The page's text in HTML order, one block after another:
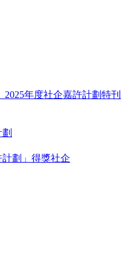
2025年度社企嘉許計劃特刊
計劃」得獎社企